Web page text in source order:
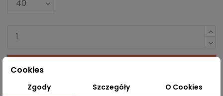
Cookies
Zgody Szczegóły O Cookies